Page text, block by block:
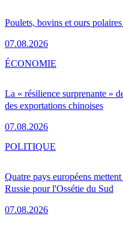
Poulets, bovins et ours
07.08.2026
La « résilience surprenante »
des exportations chinoises
07.08.2026
ÉCONOMIE
Quatre pays européens
Russie pour l'Ossétie du Sud
07.08.2026
POLITIQUE